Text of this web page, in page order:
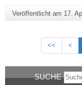
Veröffentlicht am 17.
<< <
SUCHE